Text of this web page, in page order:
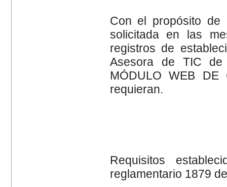
Con el propósito de
solicitada en las
registros de
Asesora de TIC de
MÓDULO WEB
requieran.
Requisitos
reglamentario 1879